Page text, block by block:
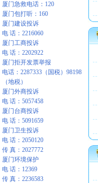
厦门急救电话：120
厦门包打听：160
厦门建设投诉
电 话：2216060
厦门工商投诉
电 话：2202922
厦门拒开发票举报
电话：2287333（国税）98198
（地税）
厦门外商投诉
电 话：5057458
厦门台商投诉
电 话：5091659
厦门卫生投诉
电 话：2050120
传 真：2027772
厦门环境保护
电 话：12369
传 真：2236583